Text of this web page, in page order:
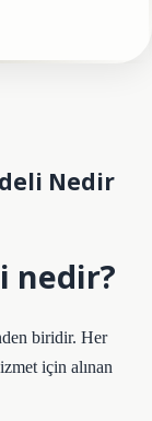
Nedir
nedir?
biridir. Her
için alınan